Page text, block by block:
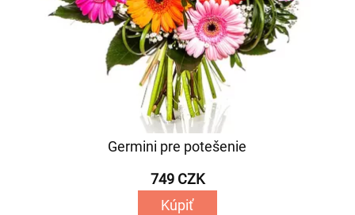
Germini pre potešenie
749 CZK
Kúpiť